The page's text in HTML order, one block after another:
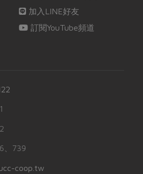
加入LINE好友
訂閱YouTube頻道
、739
coop.tw